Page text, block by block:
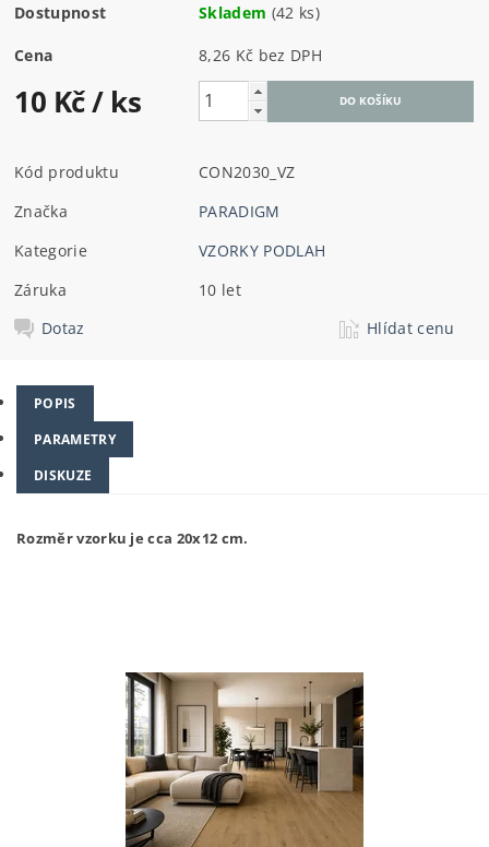
Dostupnost Skladem (42 ks)
Cena 8,26 Kč bez DPH
10 Kč/ ks
Kód produktu
CON2030_VZ
Značka
PARADIGM
Kategorie
VZORKY PODLAH
Záruka
10 let
Dotaz
Hlídat cenu
POPIS
PARAMETRY
DISKUZE
Rozměr vzorku je cca 20x12 cm.